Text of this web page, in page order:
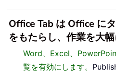
Office Tab は Office に
をもたらし、作業を大
Word、Excel、
覧を有効にします。